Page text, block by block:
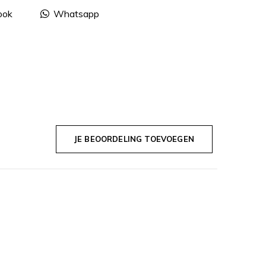
Whatsapp
JE BEOORDELING TOEVOEGEN